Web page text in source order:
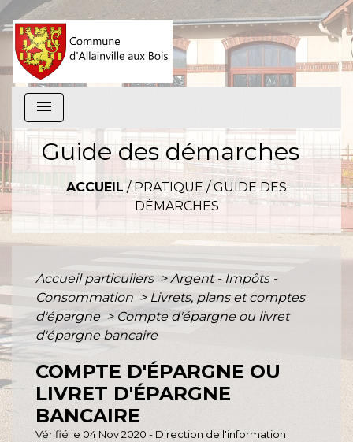
menu
Guide des démarches
ACCUEIL/PRATIQUE/GUIDE DES
DÉMARCHES
Accueil particuliers > Argent - Impôts -
Consommation > Livrets, plans et comptes
d'épargne > Compte d'épargne ou livret
d'épargne bancaire
COMPTE D'ÉPARGNE OU
LIVRET D'ÉPARGNE
BANCAIRE
Vérifié le 04 Nov 2020 - Direction de l'information